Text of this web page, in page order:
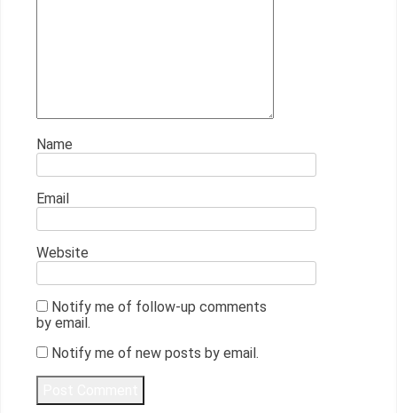
Name
Email
Website
Notify me of follow-up comments
by email.
Notify me of new posts by email.